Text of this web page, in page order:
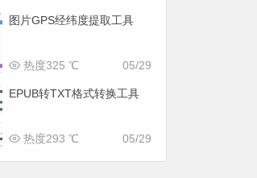
图片GPS经纬度提取工具
05/29
热度325 ℃
EPUB转TXT格式转换工具
05/29
热度293 ℃